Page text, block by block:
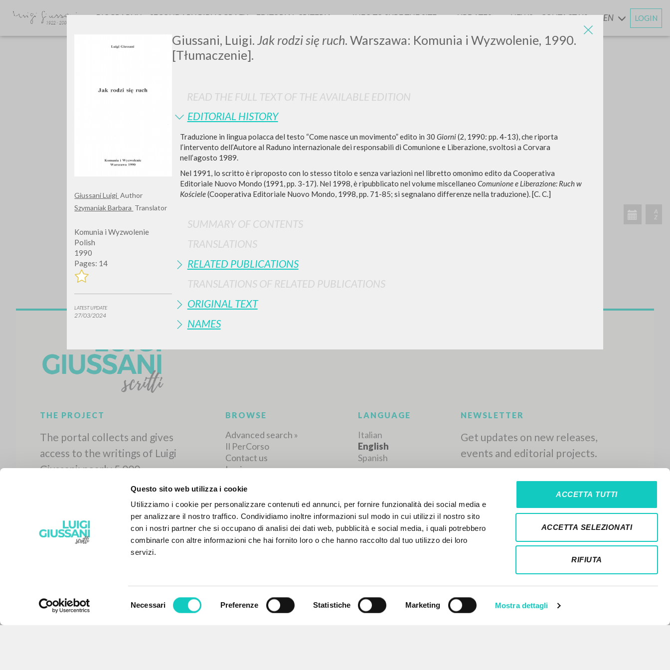
Questo sito web utilizza i cookie
Utilizziamo i cookie per personalizzare contenuti ed annunci, per fornire funzionalità dei social media e
per analizzare il nostro traffico. Condividiamo inoltre informazioni sul modo in cui utilizzi il nostro sito
con i nostri partner che si occupano di analisi dei dati web, pubblicità e social media, i quali potrebbero
combinarle con altre informazioni che hai fornito loro o che hanno raccolto dal tuo utilizzo dei loro
servizi.
Necessari Preferenze Statistiche Marketing Mostra dettagli
ACCETTA TUTTI
ACCETTA SELEZIONATI
RIFIUTA
Giussani Luigi Author
Szymaniak Barbara Translator
Komunia i Wyzwolenie
Polish
1990
Pages: 14
LATEST UPDATE
27/03/2024
Giussani, Luigi. Jak rodzi się ruch. Warszawa: Komunia i Wyzwolenie, 1990.
[Tłumaczenie].
READ THE FULL TEXT OF THE AVAILABLE EDITION
EDITORIAL HISTORY
Traduzione in lingua polacca del testo “Come nasce un movimento” edito in 30 Giorni(2, 1990: pp. 4-13), che riporta
l’intervento dell’Autore al Raduno internazionale dei responsabili di Comunione e Liberazione, svoltosi a Corvara
nell’agosto 1989.
Nel 1991, lo scritto è riproposto con lo stesso titolo e senza variazioni nel libretto omonimo edito da Cooperativa
Editoriale Nuovo Mondo (1991, pp. 3-17). Nel 1998, è ripubblicato nel volume miscellaneo Comunione e Liberazione: Ruch w
Kościele(Cooperativa Editoriale Nuovo Mondo, 1998, pp. 71-85; si segnalano differenze nella traduzione). [C. C.]
SUMMARY OF CONTENTS
TRANSLATIONS
RELATED PUBLICATIONS
TRANSLATIONS OF RELATED PUBLICATIONS
ORIGINAL TEXT
NAMES
LUIGI
GIUSSANI
scritti
BIOGRAPHY SECONDARY BIBLIOGRAFY EDITORIAL CRITERIA INFO TO SURF THE SITE UPDATESANDNEWS CONTACT US EN LOGIN
Do you want even more precise results? Use the
0RESULTS FOUND
TYPE OF WORK
THE PROJECT LANGUAGE NEWSLETTER